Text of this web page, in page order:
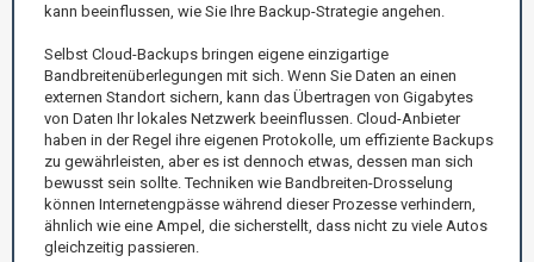
kann beeinflussen, wie Sie Ihre Backup-Strategie angehen.
Selbst Cloud-Backups bringen eigene einzigartige
Bandbreitenüberlegungen mit sich. Wenn Sie Daten an einen
externen Standort sichern, kann das Übertragen von Gigabytes
von Daten Ihr lokales Netzwerk beeinflussen. Cloud-Anbieter
haben in der Regel ihre eigenen Protokolle, um effiziente Backups
zu gewährleisten, aber es ist dennoch etwas, dessen man sich
bewusst sein sollte. Techniken wie Bandbreiten-Drosselung
können Internetengpässe während dieser Prozesse verhindern,
ähnlich wie eine Ampel, die sicherstellt, dass nicht zu viele Autos
gleichzeitig passieren.